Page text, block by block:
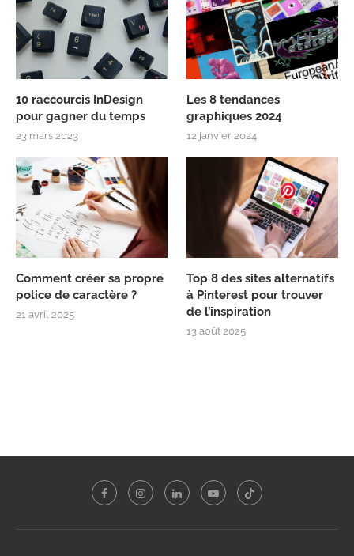
10 raccourcis InDesign
pour gagner du temps
23 mars 2023
Les 8 tendances
graphiques 2024
12 janvier 2024
Comment créer sa propre
police de caractère ?
21 avril 2025
Top 8 des sites alternatifs
à Pinterest pour trouver
de l’inspiration
13 août 2025